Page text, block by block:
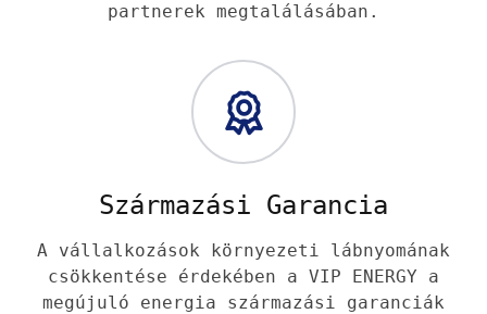
partnerek megtalálásában.
Származási Garancia
A vállalkozások környezeti lábnyomának
csökkentése érdekében a VIP ENERGY a
megújuló energia származási garanciák